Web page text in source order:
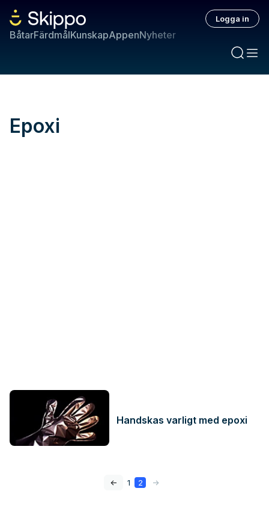
BåtarFärdmålKunskapAppenNyheter
Logga in
Epoxi
Handskas varligt med epoxi
<- 1 2 ->